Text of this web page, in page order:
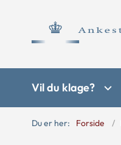
Vil du klage?
Du er her: Forside